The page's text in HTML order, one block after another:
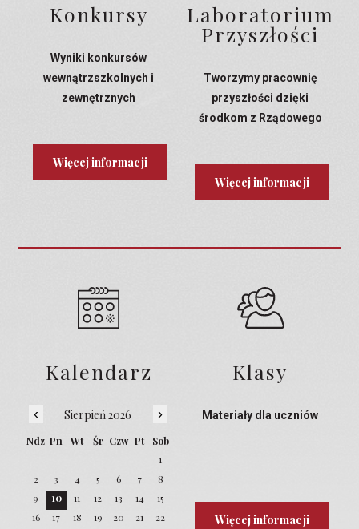
Konkursy
Wyniki konkursów
wewnątrzszkolnych i
zewnętrznych
Więcej informacji
Laboratorium
Przyszłości
Tworzymy pracownię
przyszłości dzięki
środkom z Rządowego
Więcej informacji
Kalendarz
‹ Sierpień 2026 ›
Ndz Pn Wt Śr Czw Pt
Sob
1
2
3 4 5 6 7
8
9
10 11 12 13 14
15
16
17 18 19 20 21
22
Klasy
Materiały dla uczniów
Więcej informacji